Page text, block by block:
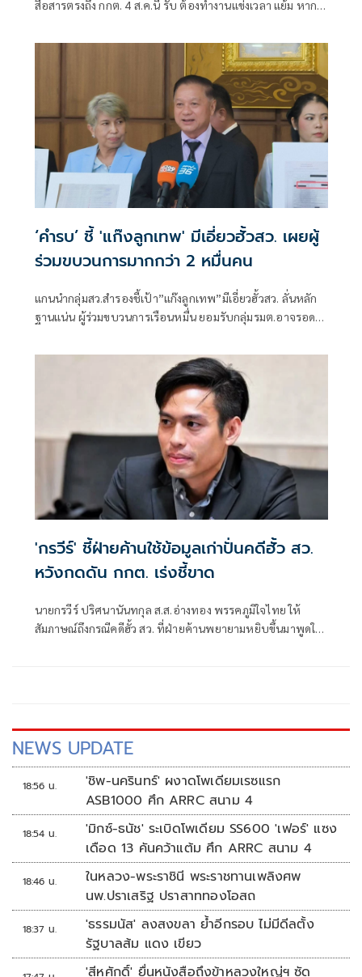
สื่อสารตรงถึง กกต. 4 ส.ค.นี้ รับ ต้องทำงานแข่งเวลา แย้ม หาก
การปฏิบัติหน้าที่หรือไม่
‘คำรบ’ ชี้ 'แก๊งลูกเทพ' มีเอี่ยวฮั้วสว. เผยผู้
ร่วมขบวนการมากกว่า 2 หมื่นคน
แกนนำกลุ่มสว.สำรองชี้เป้า”แก๊งลูกเทพ”มีเอี่ยวฮั้วสว. ลั่นหลัก
ฐานแน่น ผู้ร่วมขบวนการเรือนหมื่น ยอมรับกลุ่มรมต.อาจรอด
ส่งศาลฎีกาสอย 138 สว.โดนร้องเอาผิดติดคุก!
'กรวีร์' ชี้ฝ่ายค้านใช้ข้อมูลเก่าปั่นคดีฮั้ว สว.
หวังกดดัน กกต. เร่งชี้ขาด
นายกรวีร์ ปริศนานันทกุล ส.ส.อ่างทอง พรรคภูมิใจไทย ให้
สัมภาษณ์ถึงกรณีคดีฮั้ว สว. ที่ฝ่ายค้านพยายามหยิบขึ้นมาพูดใน
NEWS UPDATE
18:56 น.
'ชิพ-นครินทร์' ผงาดโพเดียมเรซแรก
ASB1000 ศึก ARRC สนาม 4
18:54 น.
'มิกซ์-ธนัช' ระเบิดโพเดียม SS600 'เฟอร์' แซง
เดือด 13 คันคว้าแต้ม ศึก ARRC สนาม 4
18:46 น.
ในหลวง-พระราชินี พระราชทานเพลิงศพ
นพ.ปราเสริฐ ปราสาททองโอสถ
18:37 น.
'ธรรมนัส' ลงสงขลา ย้ำอีกรอบ ไม่มีดีลตั้ง
รัฐบาลส้ม แดง เขียว
'สีหศักดิ์' ยื่นหนังสือถึงข้าหลวงใหญ่ฯ ซัด